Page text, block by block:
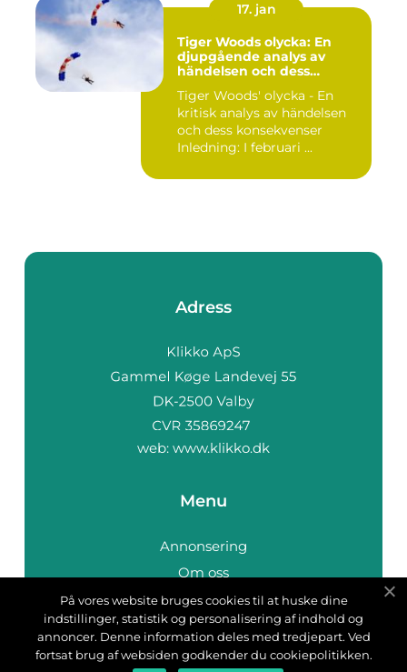
17. jan
Tiger Woods olycka: En
djupgående analys av
händelsen och dess
Tiger Woods' olycka - En
kritisk analys av händelsen
och dess konsekvenser
Inledning: I februari ...
Adress
web: www.klikko.dk
Menu
Annonsering
Om oss
Cookies
Kontakta oss
Sitemap
På vores website bruges cookies til at huske dine
indstillinger, statistik og personalisering af indhold og
annoncer. Denne information deles med tredjepart. Ved
fortsat brug af websiden godkender du cookiepolitikken.